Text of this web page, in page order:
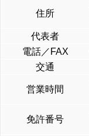
住所
代表者
電話／FAX
交通
営業時間
免許番号